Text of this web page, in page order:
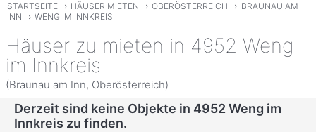
STARTSEITE › HÄUSER MIETEN › OBERÖSTERREICH › BRAUNAU AM
INN
› WENG IM INNKREIS
Häuser zu mieten in 4952 Weng
im Innkreis
(Braunau am Inn, Oberösterreich)
Derzeit sind keine Objekte in 4952 Weng im
Innkreis zu finden.